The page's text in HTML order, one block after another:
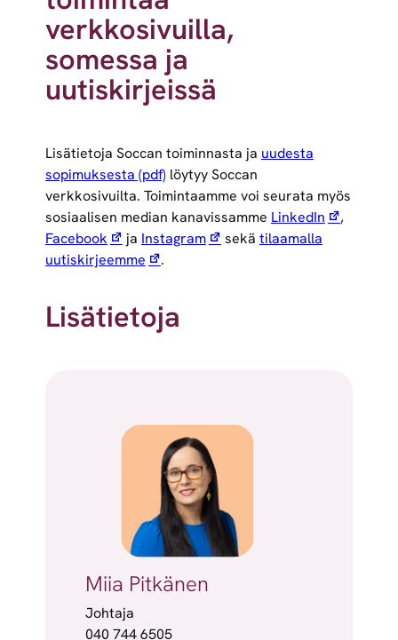
verkkosivuilla,
somessa ja
uutiskirjeissä
Lisätietoja Soccan toiminnasta ja uudesta
sopimuksesta (pdf)löytyy Soccan
verkkosivuilta. Toimintaamme voi seurata myös
sosiaalisen median kanavissamme LinkedIn
,
Facebook
ja Instagram sekä tilaamalla
uutiskirjeemme
.
Lisätietoja
Miia Pitkänen
Johtaja
040 744 6505